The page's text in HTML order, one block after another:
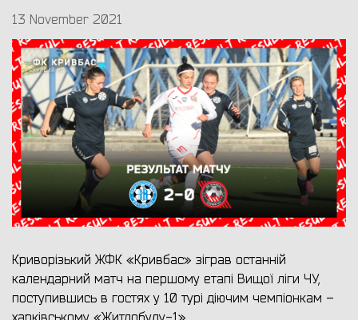
13 November 2021
Криворізький ЖФК «Кривбас» зіграв останній
календарний матч на першому етапі Вищої ліги ЧУ,
поступившись в гостях у 10 турі діючим чемпіонкам –